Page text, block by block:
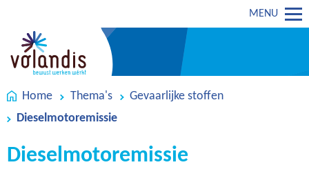
MENU
Home Thema's
Gevaarlijke stoffen
Dieselmotoremissie
Dieselmotoremissie